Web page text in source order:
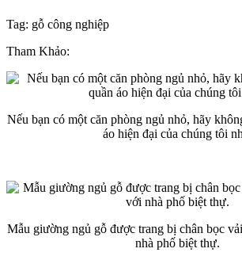
Tag: gỗ công nghiệp
Tham Khảo:
Nếu bạn có một căn phòng ngủ nhỏ, hãy
áo hiện đại của chúng tôi
Mẫu giường ngủ gỗ được trang bị chân bọc
nhà phố biệt thự.